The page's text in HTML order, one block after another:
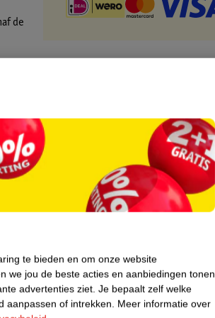
de
te bieden en om onze website
we jou de beste acties en aanbiedingen tonen
advertenties ziet. Je bepaalt zelf welke
aanpassen of intrekken. Meer informatie over